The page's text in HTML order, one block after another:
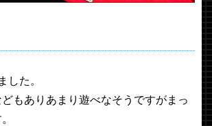
した。
もありあまり遊べなそうですがまっ